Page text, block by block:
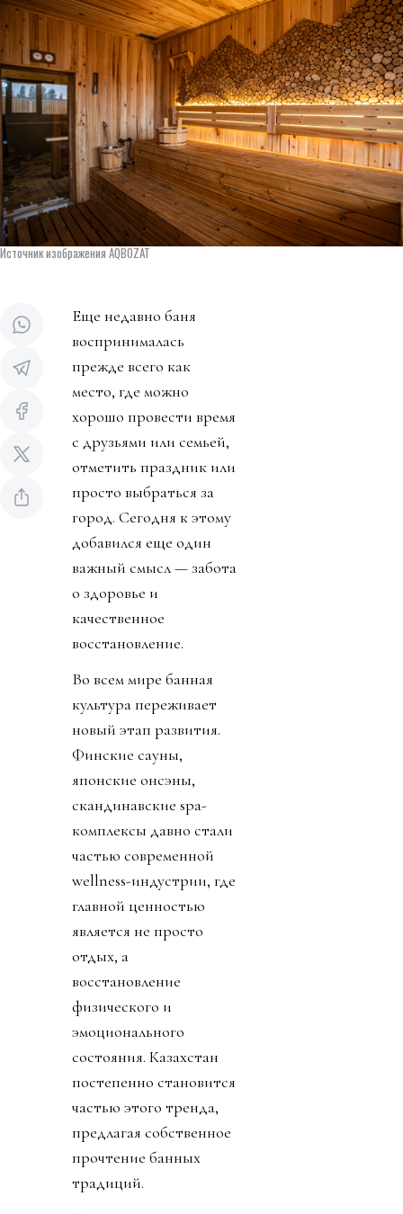
Источник изображения AQBOZAT
Еще недавно баня
воспринималась
прежде всего как
место, где можно
хорошо провести время
с друзьями или семьей,
отметить праздник или
просто выбраться за
город. Сегодня к этому
добавился еще один
важный смысл — забота
о здоровье и
качественное
восстановление.
Во всем мире банная
культура переживает
новый этап развития.
Финские сауны,
японские онсэны,
скандинавские spa-
комплексы давно стали
частью современной
wellness-индустрии, где
главной ценностью
является не просто
отдых, а
восстановление
физического и
эмоционального
состояния. Казахстан
постепенно становится
частью этого тренда,
предлагая собственное
прочтение банных
традиций.